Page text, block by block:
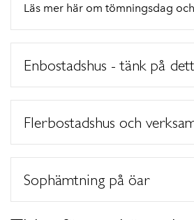
Läs mer här om tömningsdag
Enbostadshus - tänk på
Flerbostadshus och
Sophämtning på öar